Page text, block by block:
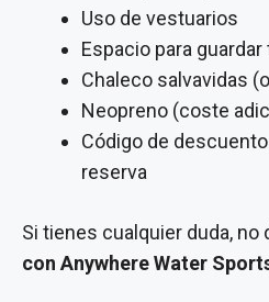
Uso de vestuarios
Espacio para
Chaleco salvavidas
Neopreno (coste
Código de
reserva
Si tienes cualquier duda, no
con Anywhere Water